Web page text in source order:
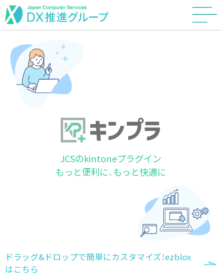
JCSのkintoneプラグイン
もっと便利に、もっと快適に
ドラッグ&ドロップで簡単にカスタマイズ！ezblox
はこちら